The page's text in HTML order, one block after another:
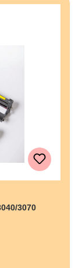
3070